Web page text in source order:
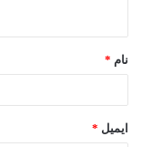
نام *
ایمیل *